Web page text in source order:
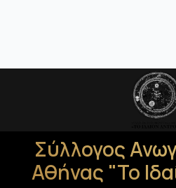
Σύλλογος
Αθήνας "Το